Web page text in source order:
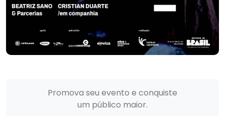
Promova seu evento e conquiste
um público maior.